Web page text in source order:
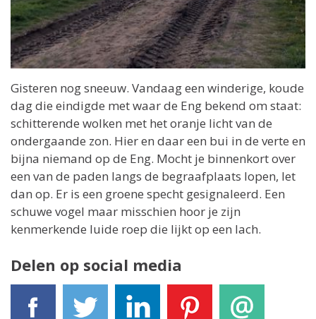
Gisteren nog sneeuw. Vandaag een winderige, koude
dag die eindigde met waar de Eng bekend om staat:
schitterende wolken met het oranje licht van de
ondergaande zon. Hier en daar een bui in de verte en
bijna niemand op de Eng. Mocht je binnenkort over
een van de paden langs de begraafplaats lopen, let
dan op. Er is een groene specht gesignaleerd. Een
schuwe vogel maar misschien hoor je zijn
kenmerkende luide roep die lijkt op een lach.
Delen op social media